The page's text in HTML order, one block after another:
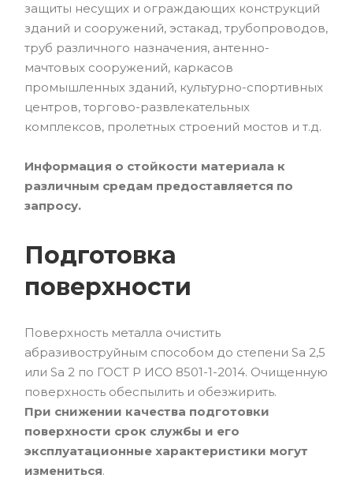
защиты несущих и ограждающих конструкций
зданий и сооружений, эстакад, трубопроводов,
труб различного назначения, антенно-
мачтовых сооружений, каркасов
промышленных зданий, культурно-спортивных
центров, торгово-развлекательных
комплексов, пролетных строений мостов и т.д.
Информация о стойкости материала к
различным средам предоставляется по
запросу.
Подготовка
поверхности
Поверхность металла очистить
абразивоструйным способом до степени Sa 2,5
или Sa 2 по ГОСТ Р ИСО 8501-1-2014. Очищенную
поверхность обеспылить и обезжирить.
При снижении качества подготовки
поверхности срок службы и его
эксплуатационные характеристики могут
измениться.